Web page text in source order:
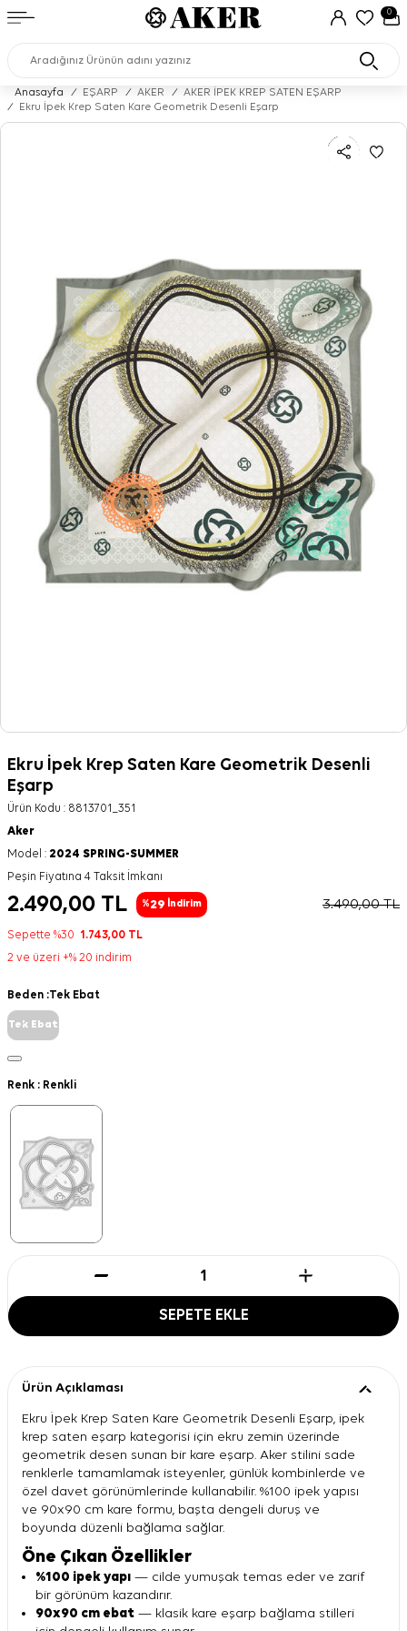
0
Anasayfa / EŞARP / AKER /
AKER İPEK KREP SATEN EŞARP
/
Ekru İpek Krep Saten Kare Geometrik Desenli Eşarp
Ekru İpek Krep Saten Kare Geometrik Desenli
Eşarp
Ürün Kodu : 8813701_351
Aker
Model : 2024 SPRING-SUMMER
Peşin Fiyatına 4 Taksit İmkanı
2.490,00 TL %29 İndirim 3.490,00TL
Sepette %30 1.743,00 TL
2 ve üzeri +% 20 indirim
Beden :Tek Ebat
Tek Ebat
Renk : Renkli
SEPETE EKLE
Ürün Açıklaması
Ekru İpek Krep Saten Kare Geometrik Desenli Eşarp, ipek
krep saten eşarp kategorisi için ekru zemin üzerinde
geometrik desen sunan bir kare eşarp. Aker stilini sade
renklerle tamamlamak isteyenler, günlük kombinlerde ve
özel davet görünümlerinde kullanabilir. %100 ipek yapısı
ve 90x90 cm kare formu, başta dengeli duruş ve
boyunda düzenli bağlama sağlar.
Öne Çıkan Özellikler
%100 ipek yapı — cilde yumuşak temas eder ve zarif
bir görünüm kazandırır.
90x90 cm ebat — klasik kare eşarp bağlama stilleri